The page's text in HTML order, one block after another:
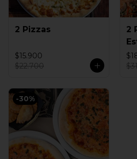
2 Pizzas
$15.900
$22.700
2
-30%